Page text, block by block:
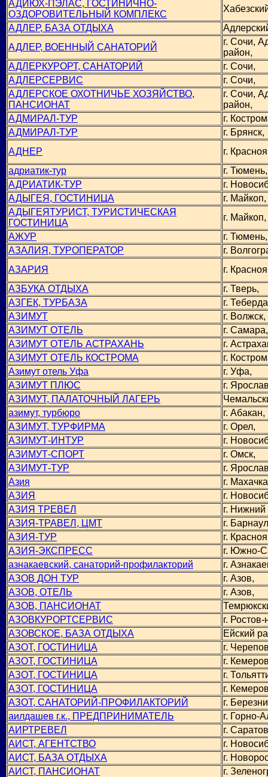
АДИЮХ-ПЭЛАС, ГОСТИНИЧНО-
ОЗДОРОВИТЕЛЬНЫЙ КОМПЛЕКС
АДЛЕР, БАЗА ОТДЫХА
АДЛЕР, ВОЕННЫЙ САНАТОРИЙ
г. Сочи,
район,
АДЛЕРКУРОРТ, САНАТОРИЙ
г. Сочи,
АДЛЕРСЕРВИС
г. Сочи,
АДЛЕРСКОЕ ОХОТНИЧЬЕ ХОЗЯЙСТВО,
ПАНСИОНАТ
г. Сочи,
район,
АДМИРАЛ-ТУР
г.
АДМИРАЛ-ТУР
г. Брянск,
АДНЕР
г.
адриатик-тур
г. Тюмень,
АДРИАТИК-ТУР
г.
АДЫГЕЯ, ГОСТИНИЦА
г. Майкоп,
АДЫГЕЯТУРИСТ, ТУРИСТИЧЕСКАЯ
ГОСТИНИЦА
г. Майкоп,
АЖУР
г. Тюмень,
АЗАЛИЯ, ТУРОПЕРАТОР
г.
АЗАРИЯ
г.
АЗБУКА ОТДЫХА
г. Тверь,
АЗГЕК, ТУРБАЗА
г.
АЗИМУТ
г. Волжск,
АЗИМУТ ОТЕЛЬ
г. Самара,
АЗИМУТ ОТЕЛЬ АСТРАХАНЬ
г.
АЗИМУТ ОТЕЛЬ КОСТРОМА
г.
Азимут отель Уфа
г. Уфа,
АЗИМУТ ПЛЮС
г.
АЗИМУТ, ПАЛАТОЧНЫЙ ЛАГЕРЬ
азимут, турбюро
г. Абакан,
АЗИМУТ, ТУРФИРМА
г. Орел,
АЗИМУТ-ИНТУР
г.
АЗИМУТ-СПОРТ
г. Омск,
АЗИМУТ-ТУР
г.
Азия
г.
АЗИЯ
г.
АЗИЯ ТРЕВЕЛ
г.
АЗИЯ-ТРАВЕЛ, ЦМТ
г.
АЗИЯ-ТУР
г.
АЗИЯ-ЭКСПРЕСС
г. Южно-
азнакаевский, санаторий-профилакторий
г.
АЗОВ ДОН ТУР
г. Азов,
АЗОВ, ОТЕЛЬ
г. Азов,
АЗОВ, ПАНСИОНАТ
АЗОВКУРОРТСЕРВИС
г.
АЗОВСКОЕ, БАЗА ОТДЫХА
Ейский
АЗОТ, ГОСТИНИЦА
г.
АЗОТ, ГОСТИНИЦА
г.
АЗОТ, ГОСТИНИЦА
г.
АЗОТ, ГОСТИНИЦА
г.
АЗОТ, САНАТОРИЙ-ПРОФИЛАКТОРИЙ
г.
аилдашев г.к., ПРЕДПРИНИМАТЕЛЬ
г. Горно-
АИРТРЕВЕЛ
г.
АИСТ, АГЕНТСТВО
г.
АИСТ, БАЗА ОТДЫХА
г.
АИСТ, ПАНСИОНАТ
г.